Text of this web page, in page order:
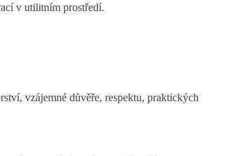
v utilitním prostředí.
vzájemné důvěře, respektu, praktických